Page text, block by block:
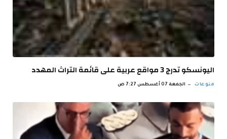
اليونسكو تدرج 3 مواقع عربية على قائمة التراث المهدد
منوعات الجمعة 07 أغسطس 7:27 ص